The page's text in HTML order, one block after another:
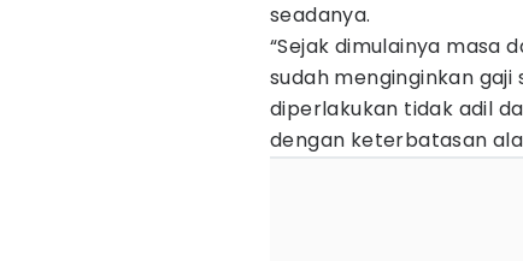
seadanya.
“Sejak dimulainya masa
sudah menginginkan gaji
diperlakukan tidak adil
dengan keterbatasan